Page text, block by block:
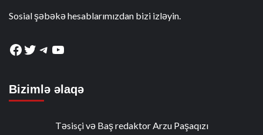
Sosial şəbəkə hesablarımızdan bizi izləyin.
Facebook
Twitter
Telegram
YouTube
Bizimlə əlaqə
Təsisçi və Baş redaktor Arzu Paşaqızı